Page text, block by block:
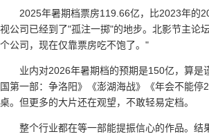
2025年暑期档票房119.66亿，比2023年的
视公司已经到了"孤注一掷"的地步。北影节主论
个公司，现在仅靠票房吃不饱了。"
业内对2026年暑期档的预期是150亿，算
国第一部：争洛阳》《澎湖海战》《年会不能
桌。但更多的大片还在观望，不敢轻易定档。
整个行业都在等一部能提振信心的作品。